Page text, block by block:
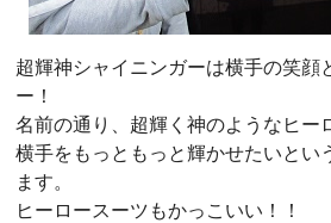
超輝神シャイニンガーは横手の笑顔
ー！
名前の通り、超輝く神のようなヒー
横手をもっともっと輝かせたいとい
ます。
ヒーロースーツもかっこいい！！